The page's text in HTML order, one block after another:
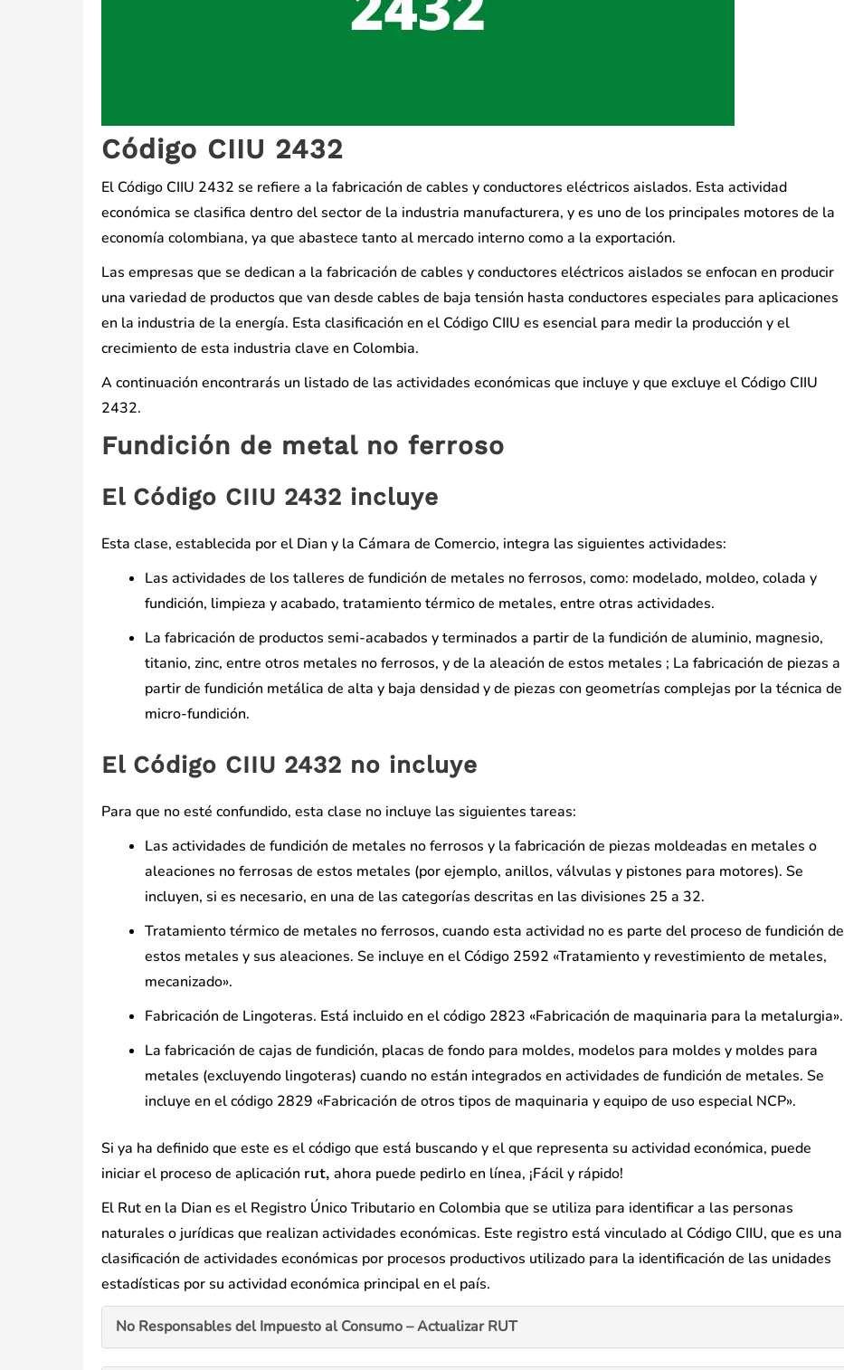
Código CIIU 2432
El Código CIIU 2432 se refiere a la fabricación de cables y conductores eléctricos aislados. Esta actividad
económica se clasifica dentro del sector de la industria manufacturera, y es uno de los principales motores de la
economía colombiana, ya que abastece tanto al mercado interno como a la exportación.
Las empresas que se dedican a la fabricación de cables y conductores eléctricos aislados se enfocan en producir
una variedad de productos que van desde cables de baja tensión hasta conductores especiales para aplicaciones
en la industria de la energía. Esta clasificación en el Código CIIU es esencial para medir la producción y el
crecimiento de esta industria clave en Colombia.
A continuación encontrarás un listado de las actividades económicas que incluye y que excluye el Código CIIU
2432.
Fundición de metal no ferroso
El Código CIIU 2432 incluye
Esta clase, establecida por el Dian y la Cámara de Comercio, integra las siguientes actividades:
Las actividades de los talleres de fundición de metales no ferrosos, como: modelado, moldeo, colada y
fundición, limpieza y acabado, tratamiento térmico de metales, entre otras actividades.
La fabricación de productos semi-acabados y terminados a partir de la fundición de aluminio, magnesio,
titanio, zinc, entre otros metales no ferrosos, y de la aleación de estos metales ; La fabricación de piezas a
partir de fundición metálica de alta y baja densidad y de piezas con geometrías complejas por la técnica de
micro-fundición.
El Código CIIU 2432 no incluye
Para que no esté confundido, esta clase no incluye las siguientes tareas:
Las actividades de fundición de metales no ferrosos y la fabricación de piezas moldeadas en metales o
aleaciones no ferrosas de estos metales (por ejemplo, anillos, válvulas y pistones para motores). Se
incluyen, si es necesario, en una de las categorías descritas en las divisiones 25 a 32.
Tratamiento térmico de metales no ferrosos, cuando esta actividad no es parte del proceso de fundición de
estos metales y sus aleaciones. Se incluye en el Código 2592 «Tratamiento y revestimiento de metales,
mecanizado».
Fabricación de Lingoteras. Está incluido en el código 2823 «Fabricación de maquinaria para la metalurgia».
La fabricación de cajas de fundición, placas de fondo para moldes, modelos para moldes y moldes para
metales (excluyendo lingoteras) cuando no están integrados en actividades de fundición de metales. Se
incluye en el código 2829 «Fabricación de otros tipos de maquinaria y equipo de uso especial NCP».
Si ya ha definido que este es el código que está buscando y el que representa su actividad económica, puede
iniciar el proceso de aplicación rut, ahora puede pedirlo en línea, ¡Fácil y rápido!
El Rut en la Dian es el Registro Único Tributario en Colombia que se utiliza para identificar a las personas
naturales o jurídicas que realizan actividades económicas. Este registro está vinculado al Código CIIU, que es una
clasificación de actividades económicas por procesos productivos utilizado para la identificación de las unidades
estadísticas por su actividad económica principal en el país.
No Responsables del Impuesto al Consumo – Actualizar RUT